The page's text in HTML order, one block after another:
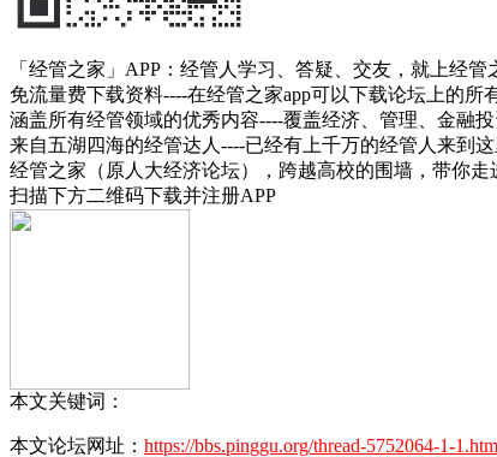
「经管之家」APP：经管人学习、答疑、交友，就上经管
免流量费下载资料----在经管之家app可以下载论坛上的所
涵盖所有经管领域的优秀内容----覆盖经济、管理、金融
来自五湖四海的经管达人----已经有上千万的经管人来到
经管之家（原人大经济论坛），跨越高校的围墙，带你走
扫描下方二维码下载并注册APP
本文关键词：
本文论坛网址： https://bbs.pinggu.org/thread-5752064-1-